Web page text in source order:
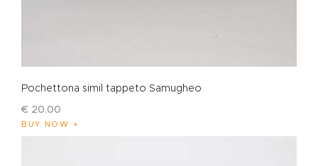
Pochettona simil tappeto Samugheo
€ 20.00
BUY NOW